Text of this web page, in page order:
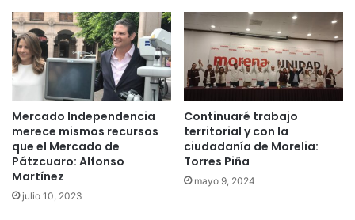
Mercado Independencia
merece mismos recursos
que el Mercado de
Pátzcuaro: Alfonso
Martínez
julio 10, 2023
Continuaré trabajo
territorial y con la
ciudadanía de Morelia:
Torres Piña
mayo 9, 2024